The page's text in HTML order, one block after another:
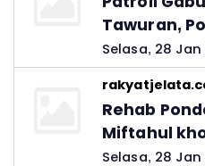
Tawuran,
Ingatkan
Selasa, 28 Jan
Rehab
Miftahul
Hutang Ke
Selasa, 28 Jan